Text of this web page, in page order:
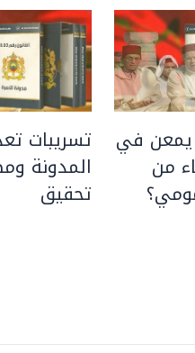
يمعن في
من
تسريبات
المدونة
تحقيق